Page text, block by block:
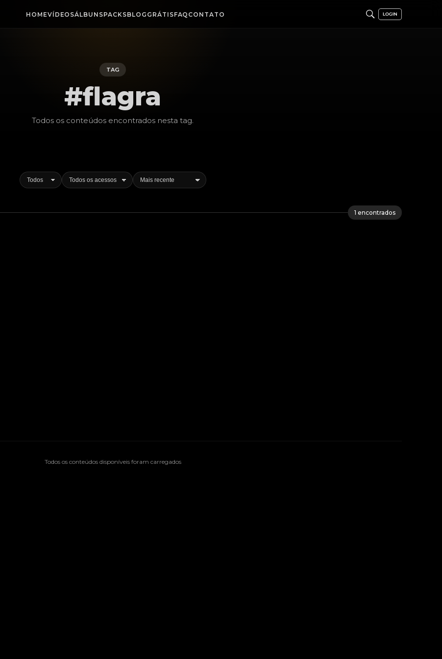
HOMEVÍDEOSÁLBUNSPACKSBLOG GRÁTISFAQ CONTATO
TAG
#flagra
Todos os conteúdos encontrados nesta tag.
1 encontrados
Todos os conteúdos disponíveis foram carregados